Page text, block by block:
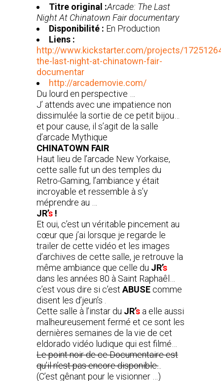
Titre original :Arcade: The Last
Night At Chinatown Fair documentary
Disponibilité : En Production
Liens :
http://www.kickstarter.com/projects/
the-last-night-at-chinatown-fair-
documentar
http://arcademovie.com/
Du lourd en perspective …
J’ attends avec une impatience non
dissimulée la sortie de ce petit bijou…
et pour cause, il s’agit de la salle
d’arcade Mythique
CHINATOWN FAIR
Haut lieu de l’arcade New Yorkaise,
cette salle fut un des temples du
Retro-Gaming, l’ambiance y était
incroyable et ressemble à s’y
méprendre au …
JR’s !
Et oui, c’est un véritable pincement au
cœur que j’ai lorsque je regarde le
trailer de cette vidéo et les images
d’archives de cette salle, je retrouve la
même ambiance que celle du JR’s
dans les années 80 à Saint Raphaêl…
c’est vous dire si c’est ABUSE comme
disent les d’jeun’s .
Cette salle à l’instar du JR’s a elle aussi
malheureusement fermé et ce sont les
dernières semaines de la vie de cet
eldorado vidéo ludique qui est filmé…
Le point noir de ce Documentaire est
qu’il n’est pas encore disponible.
(C’est gênant pour le visionner …)